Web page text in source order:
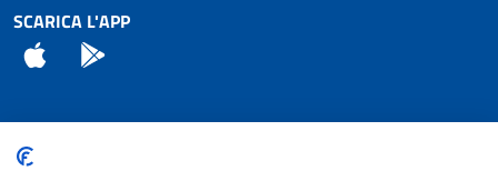
SCARICA L'APP
App Store
Attuazione Misure PNRR